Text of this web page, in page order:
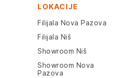
LOKACIJE
Filijala Nova Pazova
Filijala Niš
Showroom Niš
Showroom Nova
Pazova